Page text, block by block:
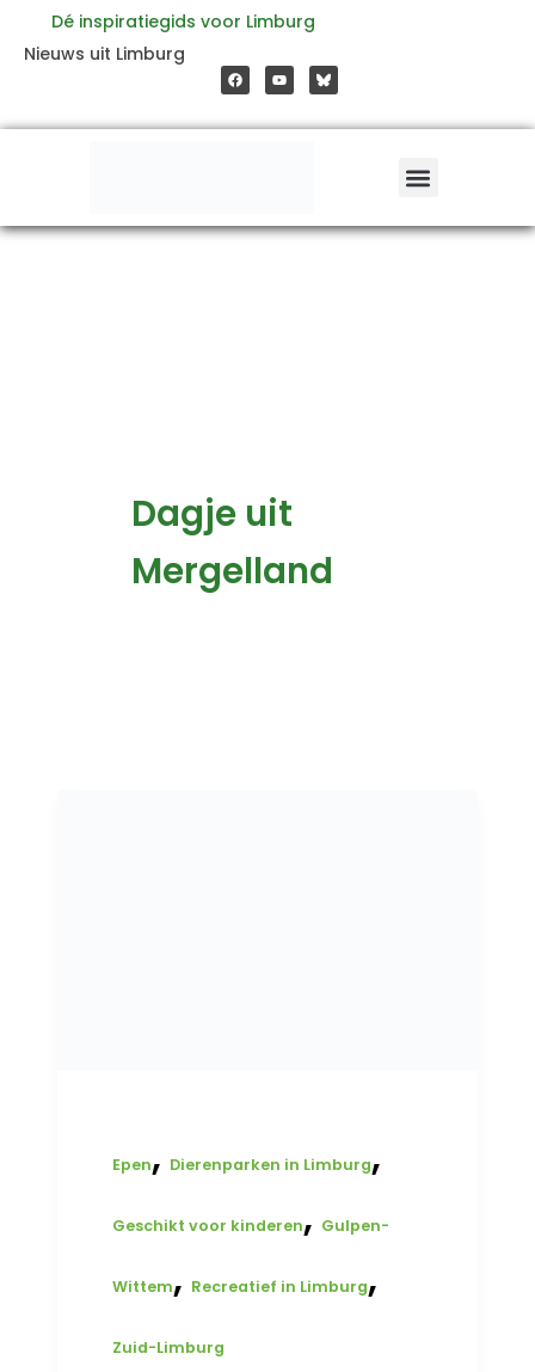
inhoud
Dé inspiratiegids voor Limburg
Nieuws uit Limburg
a
c
e
o
o
o
u
t
b
e
Dagje uit
Mergelland
Epen, Dierenparken in Limburg,
Geschikt voor kinderen, Gulpen-
Wittem, Recreatief in Limburg,
Zuid-Limburg